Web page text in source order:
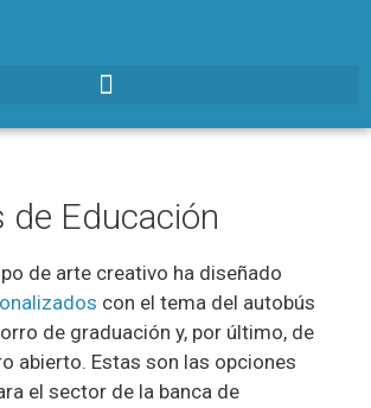
de Educación
de arte creativo ha diseñado
con el tema del autobús
de graduación y, por último, de
abierto. Estas son las opciones
el sector de la banca de